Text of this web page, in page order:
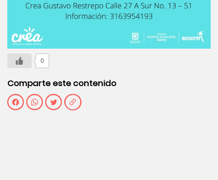
0
Comparte este contenido